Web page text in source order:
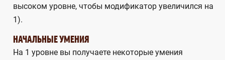
высоком уровне, чтобы модификатор увеличился на
1).
НАЧАЛЬНЫЕ УМЕНИЯ
На 1 уровне вы получаете некоторые умения